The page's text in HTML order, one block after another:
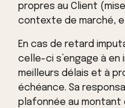
propres au Client
contexte de marché,
En cas de retard
celle-ci s’engage à
meilleurs délais et à
échéance. Sa
plafonnée au